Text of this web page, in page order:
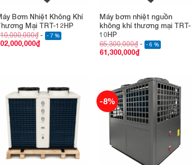
Bơm Nhiệt Không Khí
Mại TRT-12HP
₫ - 7 %
₫
Máy bơm nhiệt nguồn
không khí thương mại TRT-
10HP
65,300,000₫ - 6 %
61,300,000₫
-8%